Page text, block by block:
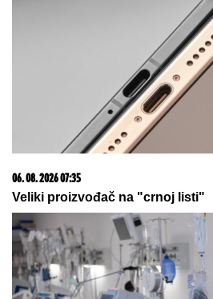
Evo u kojim banjama važi vaučer
kompletan spisak destinacija u
05. 08. 2026 14:12
Koliko visoku temperaturu